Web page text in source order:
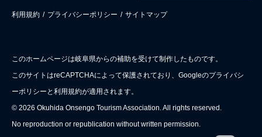
利用規約 / プライバシーポリシー / サイトマップ
このホームページは岐阜県からの補助を受けて制作したものです。
このサイトはreCAPTCHAによって保護されており、Googleのプライバシ
ーポリシーと利用規約が適用されます。
© 2026 Okuhida Onsengo Tourism Association. All rights reserved.
No reproduction or republication without written permission.